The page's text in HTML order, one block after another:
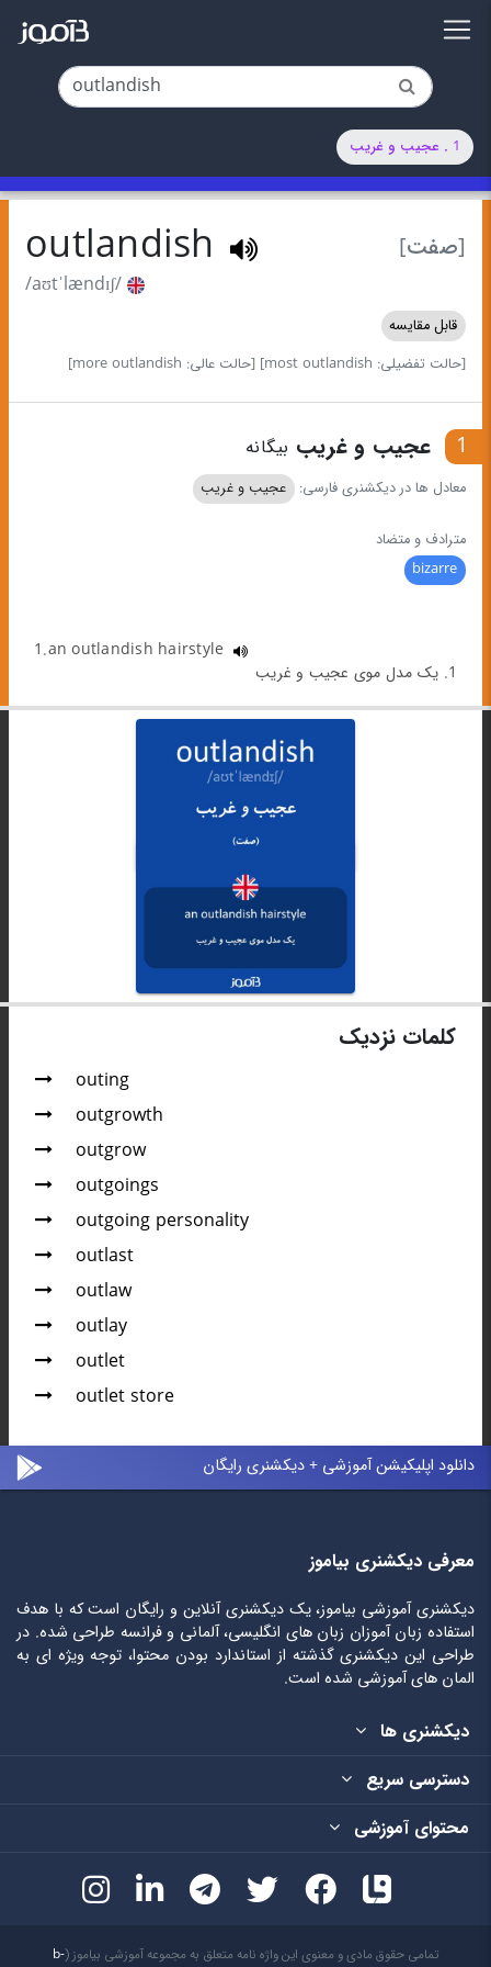
1 . عجیب و غریب
[صفت] outlandish
/aʊtˈlændɪʃ/
قابل مقایسه
[حالت تفضیلی: most outlandish]
[حالت عالی: more outlandish]
1 عجیب و غریب بیگانه
معادل ها در دیکشنری فارسی: عجیب و غریب
مترادف و متضاد
bizarre
1.an outlandish hairstyle
1. یک مدل موی عجیب و غریب
کلمات نزدیک
outing
outgrowth
outgrow
outgoings
outgoing personality
outlast
outlaw
outlay
outlet
outlet store
دانلود اپلیکیشن آموزشی + دیکشنری رایگان
معرفی دیکشنری بیاموز
دیکشنری آموزشی بیاموز، یک دیکشنری آنلاین و رایگان است که با هدف
استفاده زبان آموزان زبان های انگلیسی، آلمانی و فرانسه طراحی شده. در
طراحی این دیکشنری گذشته از استاندارد بودن محتوا، توجه ویژه ای به
المان های آموزشی شده است.
دیکشنری ها
دسترسی سریع
محتوای آموزشی
تمامی حقوق مادی و معنوی این واژه نامه متعلق به مجموعه آموزشی بیاموز (b-